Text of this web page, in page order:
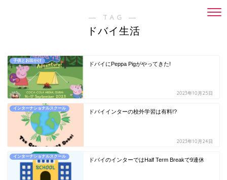
― TAG ―
ドバイ生活
子供とお出かけ
ドバイにPeppa Pigがやってきた!
2023年10月25日
インターナショナルスクール
ドバイインターの校外学習は有料!?
2023年10月24日
インターナショナルスクール
ドバイのインターではHalf Term Breakで9連休